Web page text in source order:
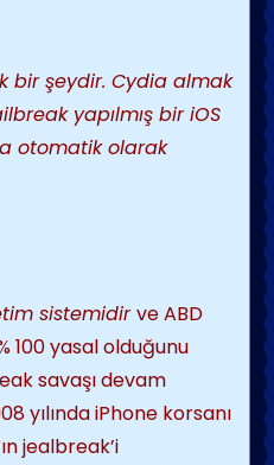
bir şeydir. Cydia almak
yapılmış bir iOS
otomatik olarak
sistemidirve ABD
100 yasal olduğunu
savaşı devam
yılında iPhone korsanı
jealbreak’i